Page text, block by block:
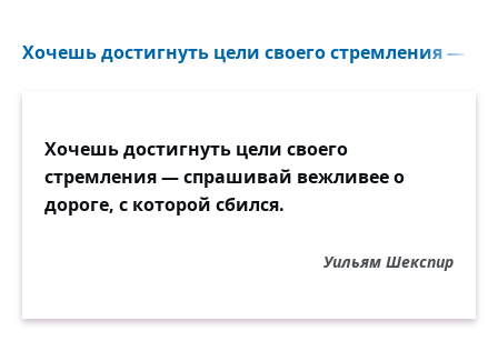
Хочешь достигнуть цели своего стремления —
Хочешь достигнуть цели своего
стремления — спрашивай вежливее о
дороге, с которой сбился.
Уильям Шекспир